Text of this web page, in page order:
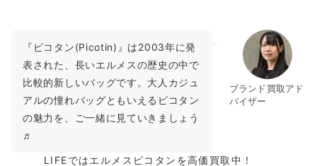
ブランド買取アド
バイザー
『ピコタン(Picotin)』は2003年に発
表された、長いエルメスの歴史の中で
比較的新しいバッグです。大人カジュ
アルの憧れバッグともいえるピコタン
の魅力を、ご一緒に見ていきましょう
♬
LIFEではエルメスピコタンを高価買取中！